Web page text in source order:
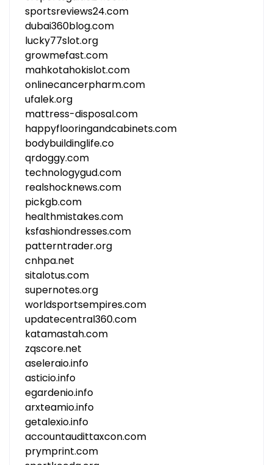
sportsreviews24.com
dubai360blog.com
lucky77slot.org
growmefast.com
mahkotahokislot.com
onlinecancerpharm.com
ufalek.org
mattress-disposal.com
happyflooringandcabinets.com
bodybuildinglife.co
qrdoggy.com
technologygud.com
realshocknews.com
pickgb.com
healthmistakes.com
ksfashiondresses.com
patterntrader.org
cnhpa.net
sitalotus.com
supernotes.org
worldsportsempires.com
updatecentral360.com
katamastah.com
zqscore.net
aseleraio.info
asticio.info
egardenio.info
arxteamio.info
getalexio.info
accountaudittaxcon.com
prymprint.com